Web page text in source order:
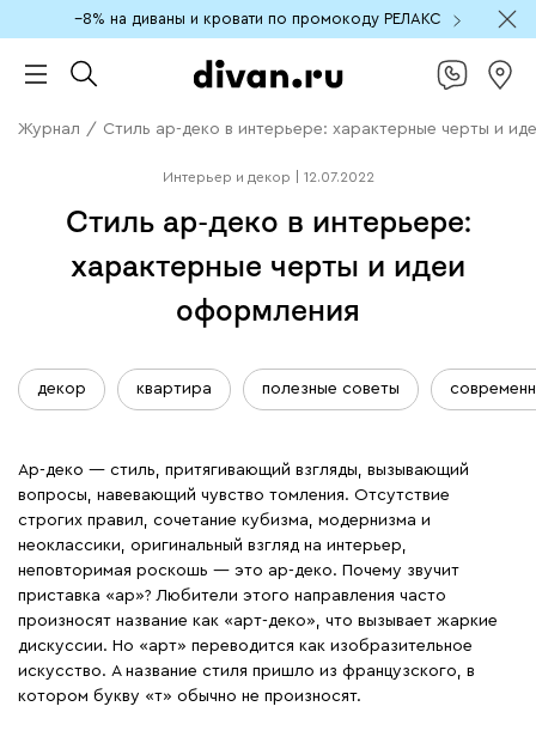
−8% на диваны и кровати по промокоду РЕЛАКС
Журнал / Стиль ар-деко в интерьере: характерные черты и
Интерьер и декор 12.07.2022
Стиль ар-деко в интерьере:
характерные черты и идеи
оформления
декор квартира полезные советы
Ар-деко ― стиль, притягивающий взгляды, вызывающий
вопросы, навевающий чувство томления. Отсутствие
строгих правил, сочетание кубизма, модернизма и
неоклассики, оригинальный взгляд на интерьер,
неповторимая роскошь ― это ар-деко. Почему звучит
приставка «ар»? Любители этого направления часто
произносят название как «арт-деко», что вызывает жаркие
дискуссии. Но «арт» переводится как изобразительное
искусство. А название стиля пришло из французского, в
котором букву «т» обычно не произносят.